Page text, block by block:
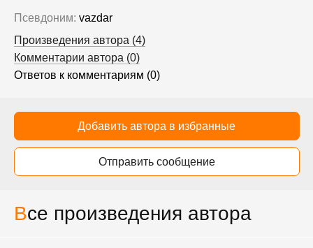
Псевдоним: vazdar
Произведения автора (4)
Комментарии автора (0)
Ответов к комментариям (0)
Добавить автора в избранные
Отправить сообщение
Все произведения автора